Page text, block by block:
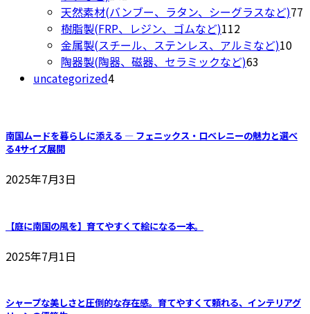
品
商
品
個
の
商
品
天然素材(バンブー、ラタン、シーグラスなど)77
樹脂製(FRP、レジン、ゴムなど)112112
個
の
金属製(スチール、ステンレス、アルミなど)1010
陶器製(陶器、磁器、セラミックなど)63
品
uncategorized44
品
南国ムードを暮らしに添える ― フェニックス・ロベレニーの魅力と選べ
る4サイズ展開
2025年7月3日
【庭に南国の風を】育てやすくて絵になる一本。
2025年7月1日
シャープな美しさと圧倒的な存在感。育てやすくて頼れる、インテリアグ